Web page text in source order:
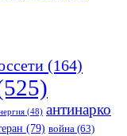
(164)
(48) антинарко
(79) война (63)